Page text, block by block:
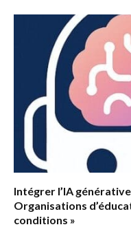
Intégrer l’IA
Organisations
conditions »